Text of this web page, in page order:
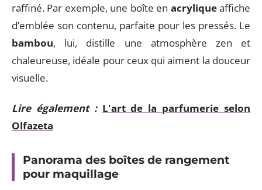
raffiné. Par exemple, une boîte en acryliqueaffiche
d’emblée son contenu, parfaite pour les pressés. Le
bambou, lui, distille une atmosphère zen et
chaleureuse, idéale pour ceux qui aiment la douceur
visuelle.
Lire également : L'art de la parfumerie selon
Olfazeta
Panorama des boîtes de rangement
pour maquillage